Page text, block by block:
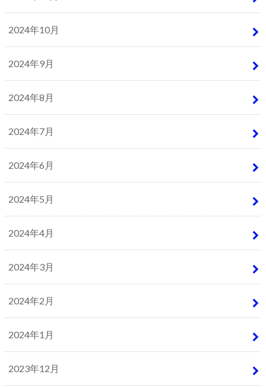
2024年10月
2024年9月
2024年8月
2024年7月
2024年6月
2024年5月
2024年4月
2024年3月
2024年2月
2024年1月
2023年12月